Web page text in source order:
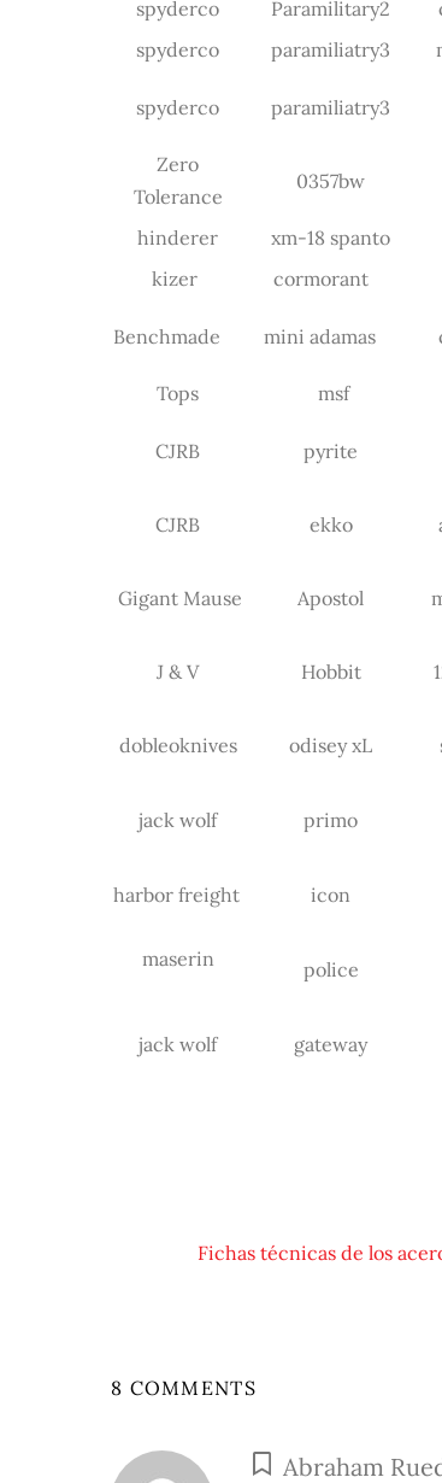
spyderco
Paramilitary2
spyderco
paramiliatry3
spyderco paramiliatry3
Zero
Tolerance
0357bw
hinderer xm-18 spanto
kizer
cormorant
Benchmade mini adamas
Tops msf
CJRB pyrite
CJRB ekko
Gigant Mause Apostol
J & V Hobbit
dobleoknives odisey xL
jack wolf primo
harbor freight icon
maserin police
jack wolf gateway
Fichas técnicas de los
8 COMMENTS
Abraham